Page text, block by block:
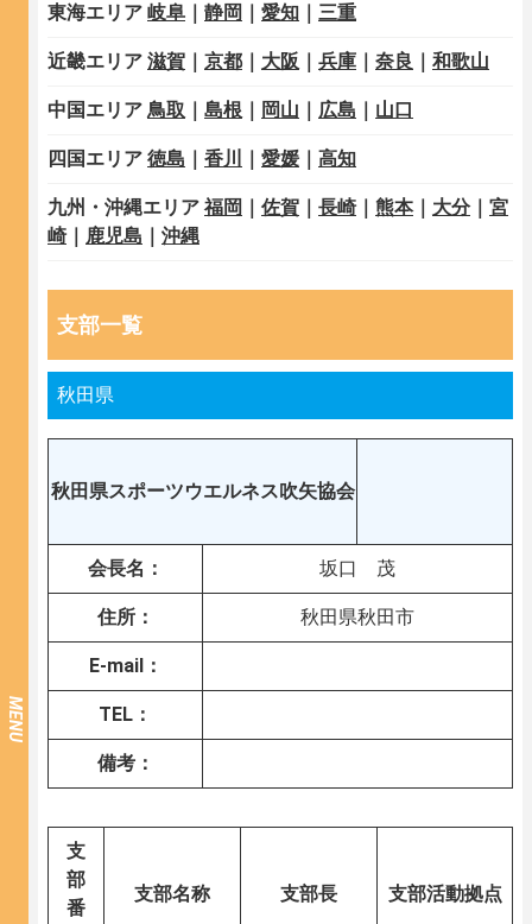
MENU
東海エリア 岐阜 ｜ 静岡 ｜ 愛知 ｜ 三重
近畿エリア 滋賀 ｜ 京都 ｜ 大阪 ｜ 兵庫 ｜ 奈良 ｜ 和歌山
中国エリア 鳥取 ｜ 島根 ｜ 岡山 ｜ 広島 ｜ 山口
四国エリア 徳島 ｜ 香川 ｜ 愛媛 ｜ 高知
九州・沖縄エリア 福岡 ｜ 佐賀 ｜ 長崎｜ 熊本｜ 大分｜ 宮
崎｜ 鹿児島 ｜ 沖縄
支部一覧
秋田県
秋田県スポーツウエルネス吹矢協会
会長名： 坂口 茂
住所： 秋田県秋田市
E-mail：
TEL：
備考：
支
部
番
支部名称 支部長 支部活動拠点